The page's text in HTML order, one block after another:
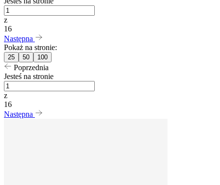
z
16
Następna
Pokaż na stronie:
25 50 100
Poprzednia
Jesteś na stronie
z
16
Następna